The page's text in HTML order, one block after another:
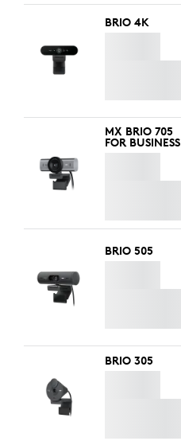
BRIO 4K
MX BRIO 705
FOR BUSINESS
BRIO 505
BRIO 305